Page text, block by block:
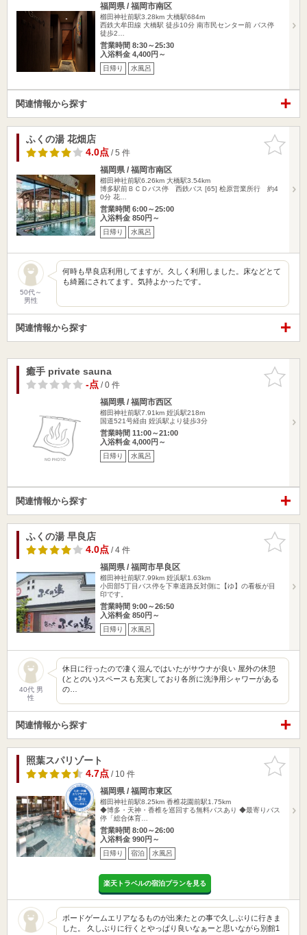
福岡県 / 福岡市南区
櫛田神社前駅3.28km 大橋駅684m
西鉄大牟田線 大橋駅 徒歩10分 南市民センター前 バス停
徒歩2…
営業時間 8:30～25:30
入浴料金 4,400円～
日帰り 水風呂
関連情報から探す
お気に入
りに追加
ふくの湯 花畑店
4.0点/ 5 件
福岡県 / 福岡市南区
櫛田神社前駅6.26km 大橋駅3.54km
博多駅前ＢＣＤバス停 西鉄バス [65] 桧原営業所行 約4
0分 花…
営業時間 6:00～25:00
入浴料金 850円～
日帰り 水風呂
50代～
男性
何時も早良店利用してますが。久しく利用しました。床などとて
も綺麗にされてます。気持よかったです。
関連情報から探す
お気に入
りに追加
癒手 private sauna
-点/ 0 件
福岡県 / 福岡市西区
櫛田神社前駅7.91km 姪浜駅218m
国道521号経由 姪浜駅より徒歩3分
営業時間 11:00～21:00
入浴料金 4,000円～
日帰り 水風呂
関連情報から探す
お気に入
りに追加
ふくの湯 早良店
4.0点/ 4 件
福岡県 / 福岡市早良区
櫛田神社前駅7.99km 姪浜駅1.63km
小田部5丁目バス停を下車道路反対側に【ゆ】の看板が目
印です。
営業時間 9:00～26:50
入浴料金 850円～
日帰り 水風呂
40代 男
性
休日に行ったので凄く混んではいたがサウナが良い 屋外の休憩
(ととのい)スペースも充実しており各所に洗浄用シャワーがある
の…
関連情報から探す
お気に入
りに追加
照葉スパリゾート
4.7点/ 10 件
福岡県 / 福岡市東区
櫛田神社前駅8.25km 香椎花園前駅1.75km
◆博多・天神・香椎を巡回する無料バスあり ◆最寄りバス
停「総合体育…
営業時間 8:00～26:00
入浴料金 990円～
日帰り 宿泊 水風呂
楽天トラベルの宿泊プランを見る
ボードゲームエリアなるものが出来たとの事で久しぶりに行きま
した。 久しぶりに行くとやっぱり良いなぁーと思いながら別館1